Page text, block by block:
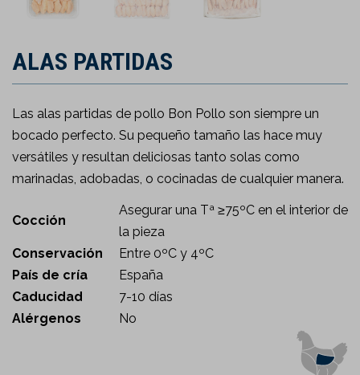
ALAS PARTIDAS
Las alas partidas de pollo Bon Pollo son siempre un
bocado perfecto. Su pequeño tamaño las hace muy
versátiles y resultan deliciosas tanto solas como
marinadas, adobadas, o cocinadas de cualquier manera.
Cocción
Asegurar una Tª ≥75ºC en el interior de
la pieza
Conservación
Entre 0ºC y 4ºC
País de cría
España
Caducidad
7-10 días
Alérgenos
No